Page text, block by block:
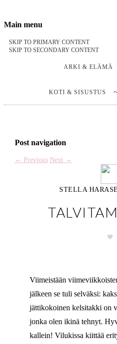
Notes on a life
Stella Harasek & Jarno
Main menu
SKIP TO PRIMARY CONTENT
SKIP TO SECONDARY CONTENT
ARKI & ELÄMÄ
KOTI & SISUSTUS
Post navigation
← Previous Next →
STELLA
Viimeistään
jälkeen se tuli selväksi:
jättikokoinen kelsitakki on
jonka olen ikinä tehnyt.
kallein! Vilukissa kiittää